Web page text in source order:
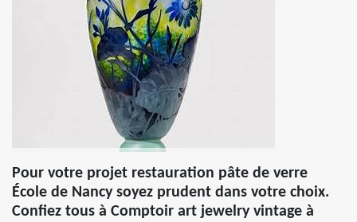
Pour votre projet restauration pâte de verre
École de Nancy soyez prudent dans votre choix.
Confiez tous à Comptoir art jewelry vintage à